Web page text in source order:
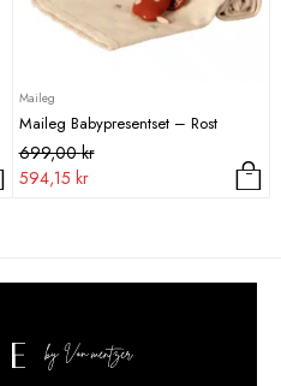
Maileg
Maileg Babypresentset – Rost
699,00kr
Det
ursprungliga
594,15 kr
Det
nuvarande